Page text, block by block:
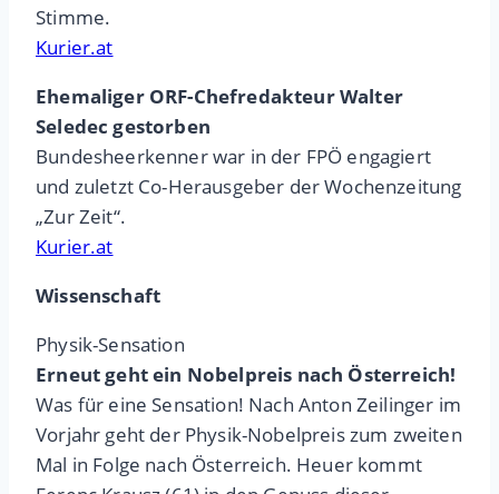
Stimme.
Kurier.at
Ehemaliger ORF-Chefredakteur Walter
Seledec gestorben
Bundesheerkenner war in der FPÖ engagiert
und zuletzt Co-Herausgeber der Wochenzeitung
„Zur Zeit“.
Kurier.at
Wissenschaft
Physik-Sensation
Erneut geht ein Nobelpreis nach Österreich!
Was für eine Sensation! Nach Anton Zeilinger im
Vorjahr geht der Physik-Nobelpreis zum zweiten
Mal in Folge nach Österreich. Heuer kommt